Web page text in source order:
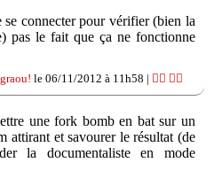
se connecter pour vérifier (bien la
pas le fait que ça ne fonctionne
graou! le 06/11/2012 à 11h58 | 👍🏽 👎🏽
une fork bomb en bat sur un
attirant et savourer le résultat (de
la documentaliste en mode